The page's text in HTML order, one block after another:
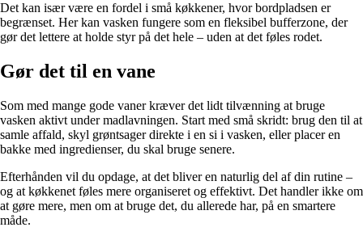
Det kan især være en fordel i små køkkener, hvor bordpladsen er
begrænset. Her kan vasken fungere som en fleksibel bufferzone, der
gør det lettere at holde styr på det hele – uden at det føles rodet.
Gør det til en vane
Som med mange gode vaner kræver det lidt tilvænning at bruge
vasken aktivt under madlavningen. Start med små skridt: brug den til at
samle affald, skyl grøntsager direkte i en si i vasken, eller placer en
bakke med ingredienser, du skal bruge senere.
Efterhånden vil du opdage, at det bliver en naturlig del af din rutine –
og at køkkenet føles mere organiseret og effektivt. Det handler ikke om
at gøre mere, men om at bruge det, du allerede har, på en smartere
måde.